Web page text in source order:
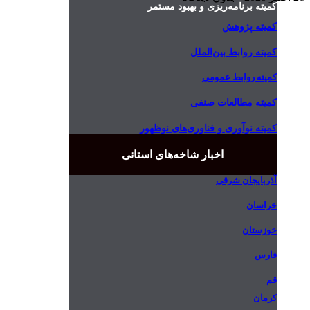
کمیته برنامه‌ریزی و بهبود مستمر
کمیته پژوهش
کمیته روابط بین‌الملل
کمیته روابط عمومی
کمیته مطالعات صنفی
کمیته نوآوری و فناوری‌های نوظهور
اخبار شاخه‌های استانی
آذربایجان شرقی
خراسان
خوزستان
فارس
قم
کرمان